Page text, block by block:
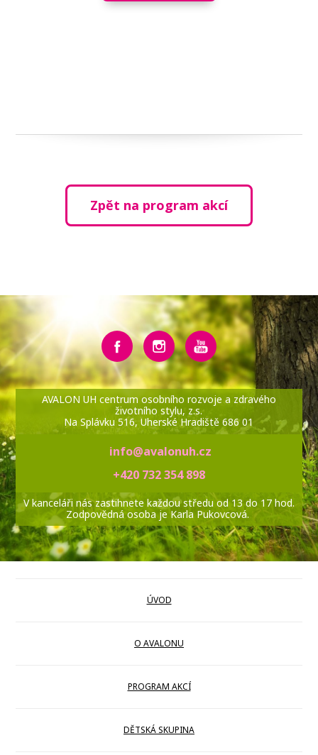
Zpět na program akcí
AVALON UH centrum osobního rozvoje a zdravého
životního stylu, z.s.
Na Splávku 516, Uherské Hradiště 686 01
info@avalonuh.cz
+420 732 354 898
V kanceláři nás zastihnete každou středu od 13 do 17 hod.
Zodpovědná osoba je Karla Pukovcová.
ÚVOD
O AVALONU
PROGRAM AKCÍ
DĚTSKÁ SKUPINA